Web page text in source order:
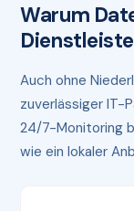
Warum
Auch ohne
zuverlässiger IT-
24/7-Monitoring
wie ein lokaler